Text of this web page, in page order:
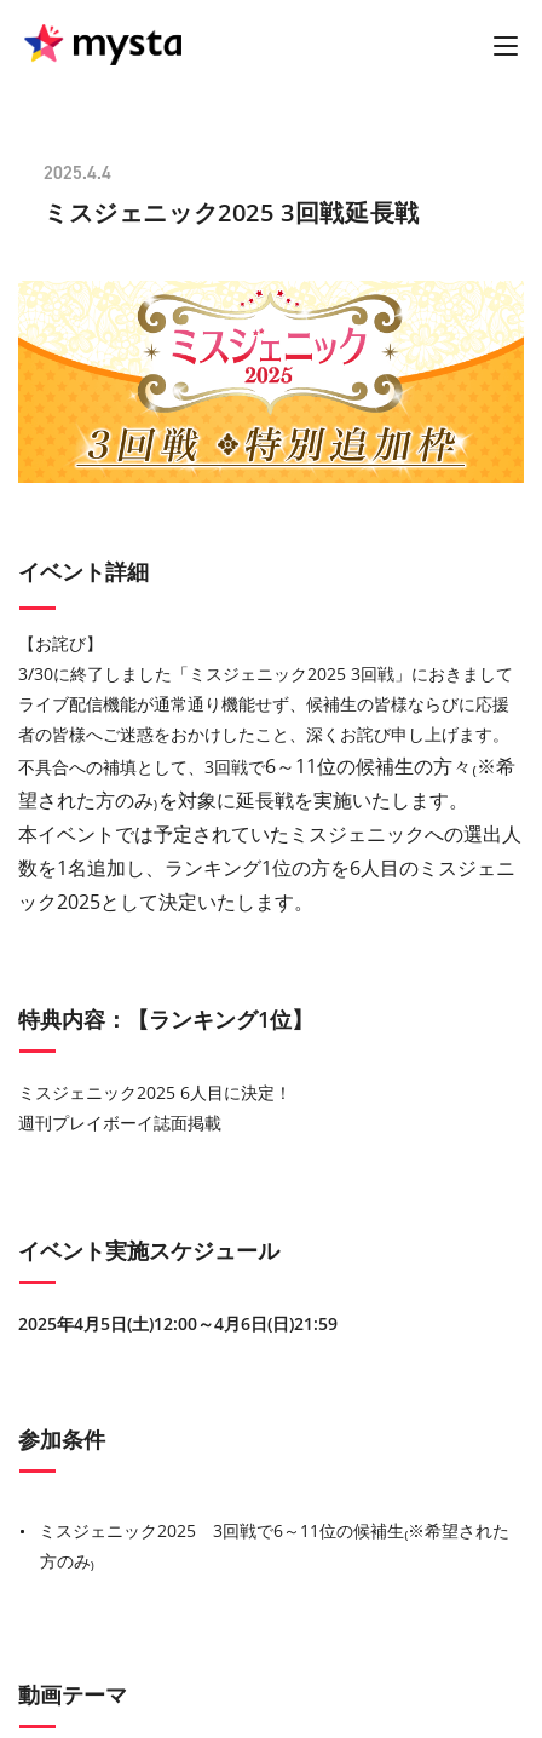
2025.4.4
ミスジェニック2025 3回戦延長戦
イベント詳細
【お詫び】
3/30に終了しました「ミスジェニック2025 3回戦」におきまして
ライブ配信機能が通常通り機能せず、候補生の皆様ならびに応援
者の皆様へご迷惑をおかけしたこと、深くお詫び申し上げます。
不具合への補填として、3回戦で6～11位の候補生の方々₍※希
望された方のみ₎を対象に延長戦を実施いたします。
本イベントでは予定されていたミスジェニックへの選出人
数を1名追加し、ランキング1位の方を6人目のミスジェニ
ック2025として決定いたします。
特典内容：【ランキング1位】
ミスジェニック2025 6人目に決定！
週刊プレイボーイ誌面掲載
イベント実施スケジュール
2025年4月5日(土)12:00～4月6日(日)21:59
参加条件
ミスジェニック2025 3回戦で6～11位の候補生₍※希望された
方のみ₎
動画テーマ